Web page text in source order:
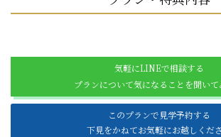
気軽にLINEで相談する
プランについて気になることを聞いて
このプランで見学予約する
下見をかねてお気軽にお越しくだ